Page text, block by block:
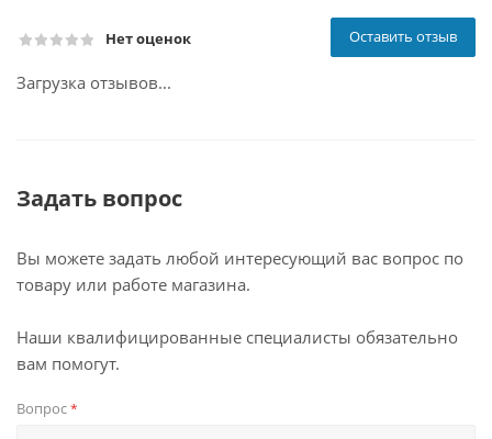
Нет оценок Оставить отзыв
Загрузка отзывов...
Задать вопрос
Вы можете задать любой интересующий вас вопрос по
товару или работе магазина.
Наши квалифицированные специалисты обязательно
вам помогут.
Вопрос*